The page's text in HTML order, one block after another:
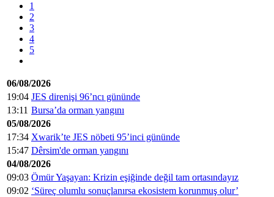
1
2
3
4
5
06/08/2026
19:04 JES direnişi 96’ncı gününde
13:11 Bursa’da orman yangını
05/08/2026
17:34 Xwarik’te JES nöbeti 95’inci gününde
15:47 Dêrsim'de orman yangını
04/08/2026
09:03 Ömür Yaşayan: Krizin eşiğinde değil tam ortasındayız
09:02 ‘Süreç olumlu sonuçlanırsa ekosistem korunmuş olur’